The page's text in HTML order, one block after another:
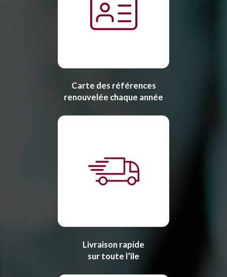
Carte des références
renouvelée chaque année
Livraison rapide
sur toute l’île